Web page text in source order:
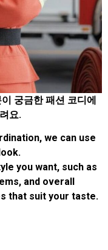
궁금한 패션 코디에
요.
we can use
you want, such as
and overall
that suit your taste.